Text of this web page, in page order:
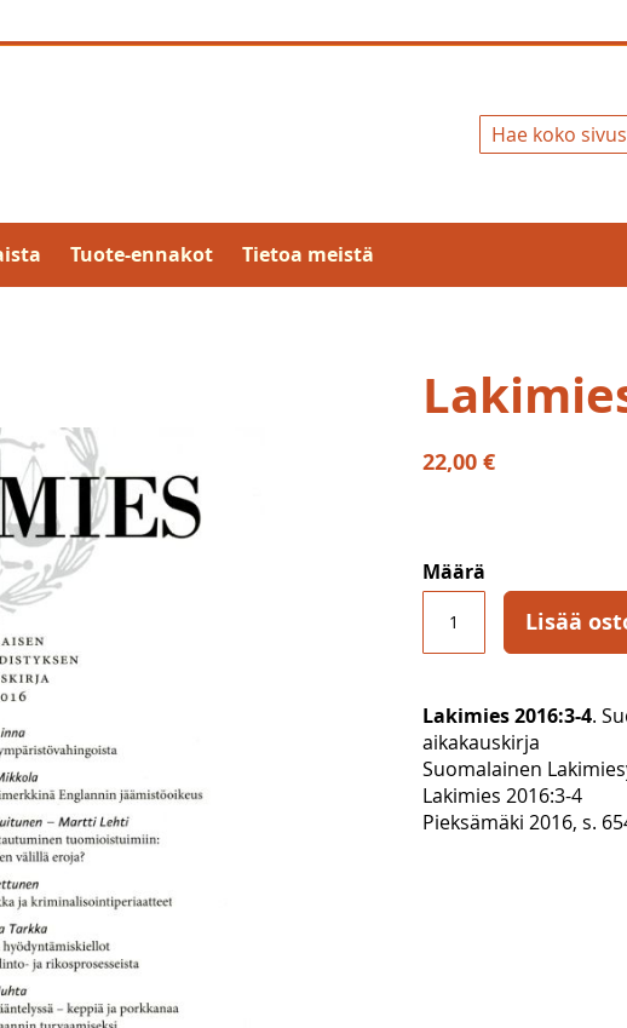
Tuote-ennakot Tietoa meistä
22,00 €
Määrä
Lisää
Lakimies 2016:3-4.
aikakauskirja
Suomalainen
Lakimies 2016:3-4
Pieksämäki 2016, s.